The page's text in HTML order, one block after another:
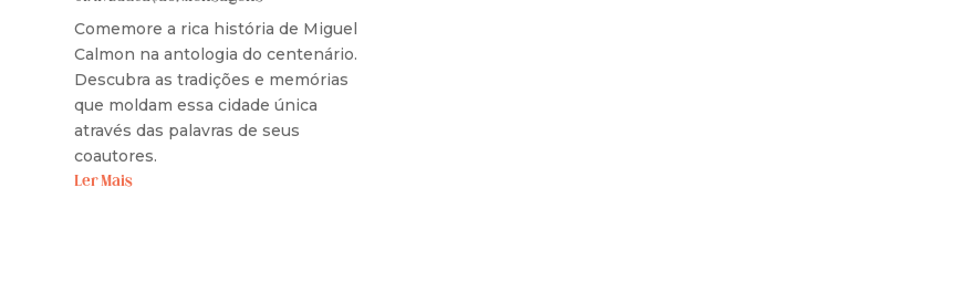
Comemore a rica história de Miguel
Calmon na antologia do centenário.
Descubra as tradições e memórias
que moldam essa cidade única
através das palavras de seus
coautores.
Ler Mais